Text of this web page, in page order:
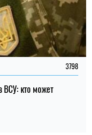
3798
ВСУ: кто может